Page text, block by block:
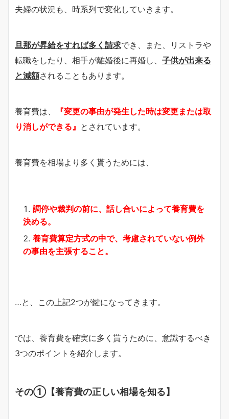
夫婦の状況も、時系列で変化していきます。
旦那が昇給をすれば多く請求でき、また、リストラや
転職をしたり、相手が離婚後に再婚し、 子供が出来る
と減額されることもあります。
養育費は、
『変更の事由が発生した時は変更または取
り消しができる』 とされています。
養育費を相場より多く貰うためには、
調停や裁判の前に、話し合いによって養育費を
決める。
養育費算定方式の中で、考慮されていない例外
の事由を主張すること。
…と、この上記2つが鍵になってきます。
では、養育費を確実に多く貰うために、意識するべき
3つのポイントを紹介します。
その①【養育費の正しい相場を知る】